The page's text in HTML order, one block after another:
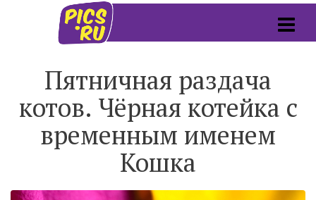
Пятничная раздача
котов. Чёрная котейка с
временным именем
Кошка